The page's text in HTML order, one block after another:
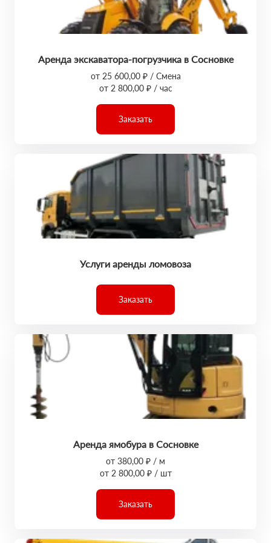
Аренда экскаватора-погрузчика в Сосновке
от 25 600,00 ₽ / Смена
от 2 800,00 ₽ / час
Заказать
Услуги аренды ломовоза
Заказать
Аренда ямобура в Сосновке
от 380,00 ₽ / м
от 2 800,00 ₽ / шт
Заказать